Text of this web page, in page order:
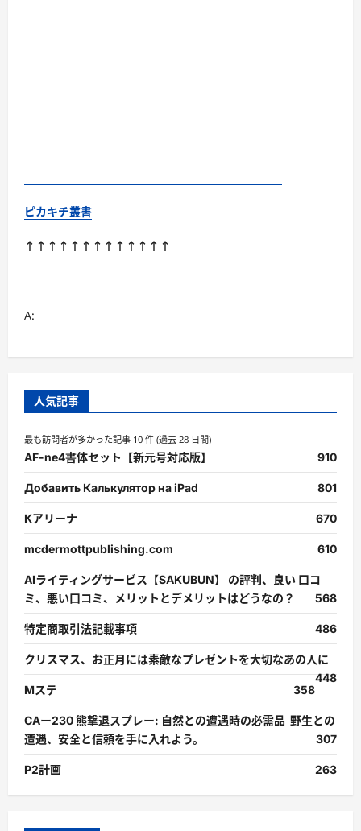
ピカキチ叢書
↑↑↑↑↑↑↑↑↑↑↑↑↑
A:
人気記事
最も訪問者が多かった記事 10 件 (過去 28 日間)
AF-ne4書体セット【新元号対応版】 910
Добавить Калькулятор на iPad 801
Kアリーナ 670
mcdermottpublishing.com 610
AIライティングサービス【SAKUBUN】 の評判、良い 口コ
ミ、悪い口コミ、メリットとデメリットはどうなの？
568
特定商取引法記載事項 486
クリスマス、お正月には素敵なプレゼントを大切なあの人に
448
Mステ
358
CAー230 熊撃退スプレー: 自然との遭遇時の必需品 野生との
遭遇、安全と信頼を手に入れよう。
307
P2計画 263